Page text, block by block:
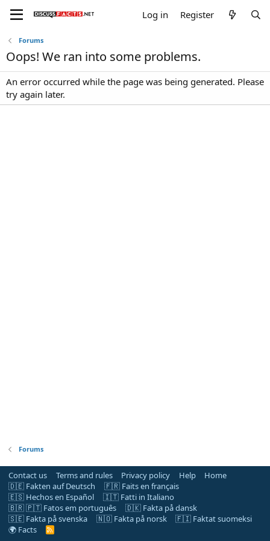
Log in Register
Forums
Oops! We ran into some problems.
An error occurred while the page was being generated. Please
try again later.
Forums
Contact us Terms and rules Privacy policy Help
Home
🇩🇪 Fakten auf Deutsch
🇫🇷 Faits en français
🇪🇸 Hechos en Español
🇮🇹 Fatti in Italiano
🇧🇷 🇵🇹 Fatos em português
🇩🇰 Fakta på dansk
🇸🇪 Fakta på svenska
🇳🇴 Fakta på norsk
🇫🇮 Faktat suomeksi
🌍 Facts
R